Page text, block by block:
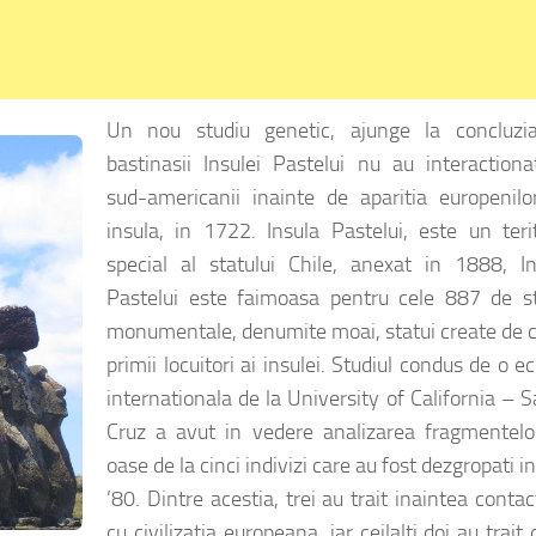
Un nou studiu genetic, ajunge la
bastinasii Insulei Pastelui nu au
sud-americanii inainte de aparitia
insula, in 1722. Insula Pastelui, este un
special al statului Chile, anexat in 1888,
Pastelui este faimoasa pentru cele 887 de
monumentale, denumite moai, statui create de
primii locuitori ai insulei. Studiul condus de o
internationala de la University of California –
Cruz a avut in vedere analizarea
oase de la cinci indivizi care au fost dezgropati
’80. Dintre acestia, trei au trait inaintea